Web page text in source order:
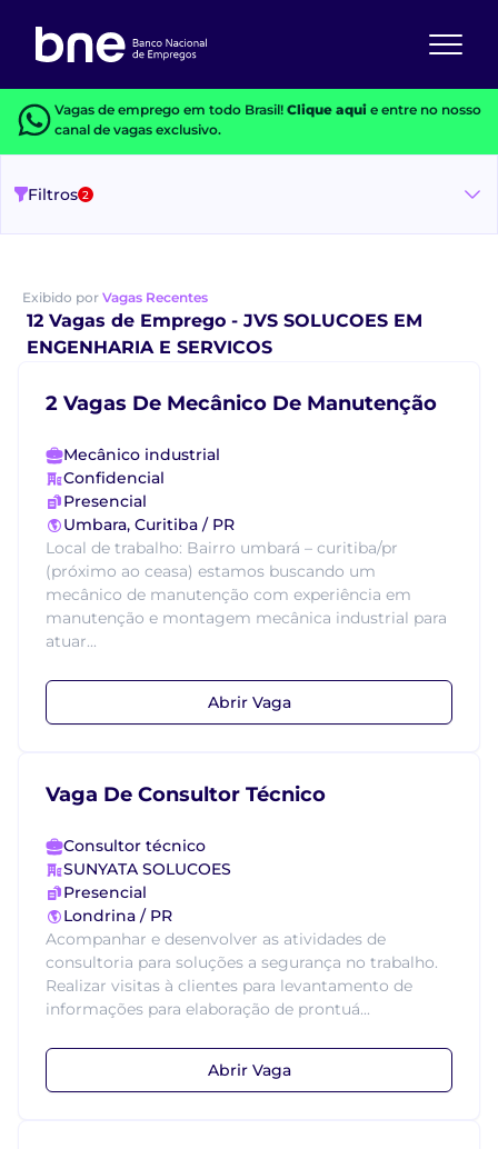
Vagas de emprego em todo Brasil! Clique aquie entre no nosso
canal de vagas exclusivo.
Filtros 2
Exibido por Vagas Recentes
12 Vagas de Emprego - JVS SOLUCOES EM
ENGENHARIA E SERVICOS
2 Vagas De Mecânico De Manutenção
Mecânico industrial
Confidencial
Presencial
Umbara, Curitiba / PR
Local de trabalho: Bairro umbará – curitiba/pr
(próximo ao ceasa) estamos buscando um
mecânico de manutenção com experiência em
manutenção e montagem mecânica industrial para
atuar...
Abrir Vaga
Vaga De Consultor Técnico
Consultor técnico
SUNYATA SOLUCOES
Presencial
Londrina / PR
Acompanhar e desenvolver as atividades de
consultoria para soluções a segurança no trabalho.
Realizar visitas à clientes para levantamento de
informações para elaboração de prontuá...
Abrir Vaga